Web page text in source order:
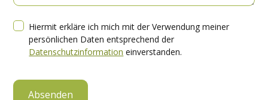
Hiermit erkläre ich mich mit der Verwendung meiner
persönlichen Daten entsprechend der
Datenschutzinformation einverstanden.